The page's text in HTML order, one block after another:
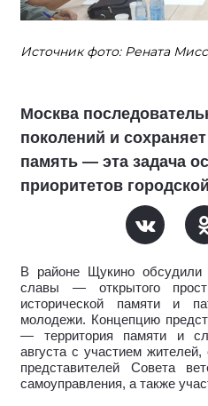
Источник фото: Рената
Москва
поколений и
память — эта задача
приоритетов
В районе Щукино обсудили
славы — открытого
исторической памяти и
молодежи. Концепцию
— территория памяти и
августа с участием
представителей Совета
самоуправления, а также